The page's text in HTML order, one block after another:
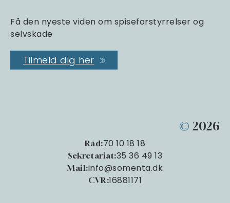
Få den nyeste viden om spiseforstyrrelser og
selvskade
Tilmeld dig her
© 2026
Råd:70 10 18 18
Sekretariat:35 36 49 13
Mail:info@somenta.dk
CVR:16881171